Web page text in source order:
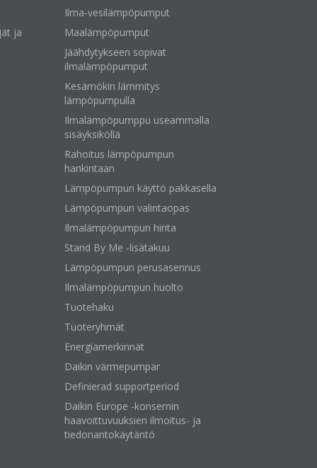
ja
Ilma-vesilämpöpumput
Maalämpöpumput
Jäähdytykseen sopivat
ilmalämpöpumput
Kesämökin lämmitys
lämpöpumpulla
Ilmalämpöpumppu useammalla
sisäyksiköllä
Rahoitus lämpöpumpun
hankintaan
Lämpöpumpun käyttö pakkasella
Lämpöpumpun valintaopas
Ilmalämpöpumpun hinta
Stand By Me -lisätakuu
Lämpöpumpun perusasennus
Ilmalämpöpumpun huolto
Tuotehaku
Tuoteryhmät
Energiamerkinnät
Daikin värmepumpar
Definierad supportperiod
Daikin Europe -konsernin
haavoittuvuuksien ilmoitus- ja
tiedonantokäytäntö